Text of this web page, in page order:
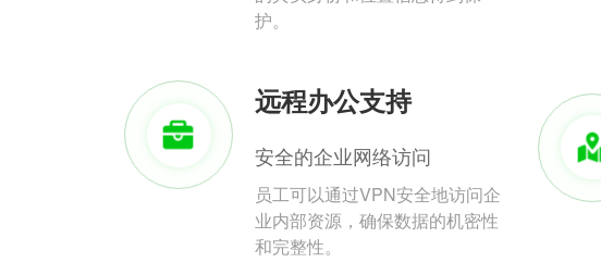
护。
远程办公支持
安全的企业网络访问
员工可以通过VPN安全地访问企
业内部资源，确保数据的机密性
和完整性。